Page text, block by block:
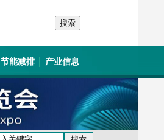
节能减排 产业信息